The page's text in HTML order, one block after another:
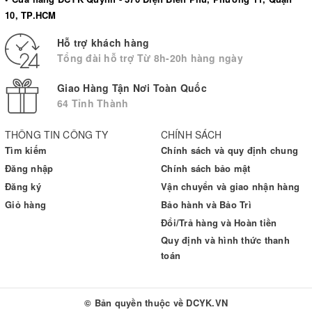
- 1 hộp 50 kim
- 1 túi da đựng máy
HƯỚNG DẪN SỬ DỤNG
- Bước 1: Khởi động máy và cắm que thử máy vào máy đo
- Bước 3: Đưa tay có máu tới gần que thử, máu sẽ tự động thu
máy
- Bước 4: Sau 10 giây màn hình sẽ hiển thị kết quả đo
Khi gắn kim chích vào bút lấy máu bạn nên điều chỉnh độ
sâu của kim sẽ chích vào da tùy vào từng vùng mà bạn lấy máu.
Khi lấy máu bạn cần phải vệ sinh vị trí cần lấy máu để kiểm tra
BẢO QUẢN
THÔNG TIN CÔNG TY
Tìm kiếm
Đăng nhập
Đăng ký
Giỏ hàng
CHÍNH SÁCH
Chính sách và quy định chung
Chính sách bảo mật
Vận chuyển và giao nhận hàng
Bảo hành và Bảo Trì
Đổi/Trả hàng và Hoàn tiền
Quy định và hình thức thanh
toán
10, TP.HCM
Hỗ trợ khách hàng
Tổng đài hỗ trợ Từ 8h-20h hàng ngày
Giao Hàng Tận Nơi Toàn Quốc
64 Tỉnh Thành
© Bản quyền thuộc về DCYK.VN